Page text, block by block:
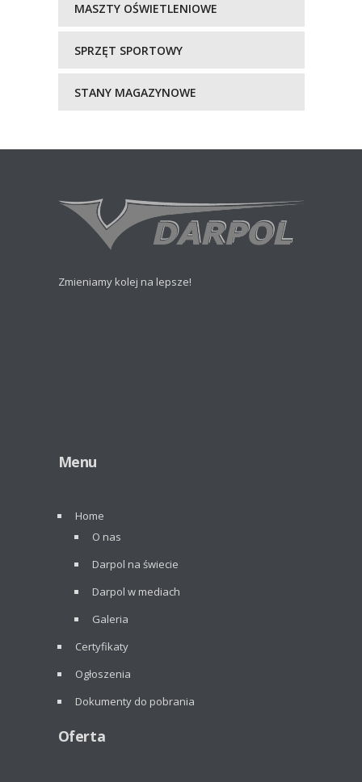
MASZTY OŚWIETLENIOWE
SPRZĘT SPORTOWY
STANY MAGAZYNOWE
Zmieniamy kolej na lepsze!
Menu
Home
O nas
Darpol na świecie
Darpol w mediach
Galeria
Certyfikaty
Ogłoszenia
Dokumenty do pobrania
Oferta